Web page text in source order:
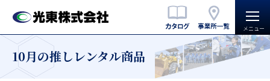
10月の推しレンタル商品